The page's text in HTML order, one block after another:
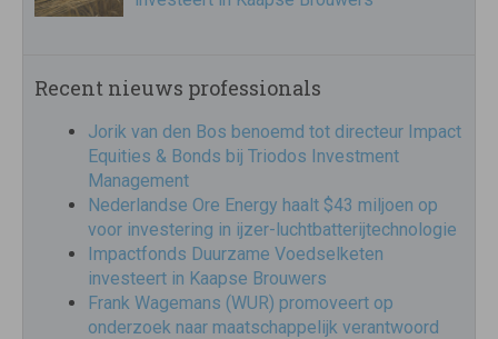
Recent nieuws professionals
Jorik van den Bos benoemd tot directeur Impact
Equities & Bonds bij Triodos Investment
Management
Nederlandse Ore Energy haalt $43 miljoen op
voor investering in ijzer-luchtbatterijtechnologie
Impactfonds Duurzame Voedselketen
investeert in Kaapse Brouwers
Frank Wagemans (WUR) promoveert op
onderzoek naar maatschappelijk verantwoord